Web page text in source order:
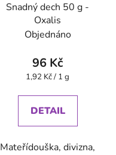
Snadný dech 50 g -
Oxalis
Objednáno
96 Kč
Měrná
1,92 Kč / 1 g
DETAIL
Mateřídouška, divizna,